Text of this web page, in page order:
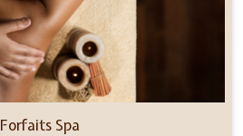
Forfaits Spa